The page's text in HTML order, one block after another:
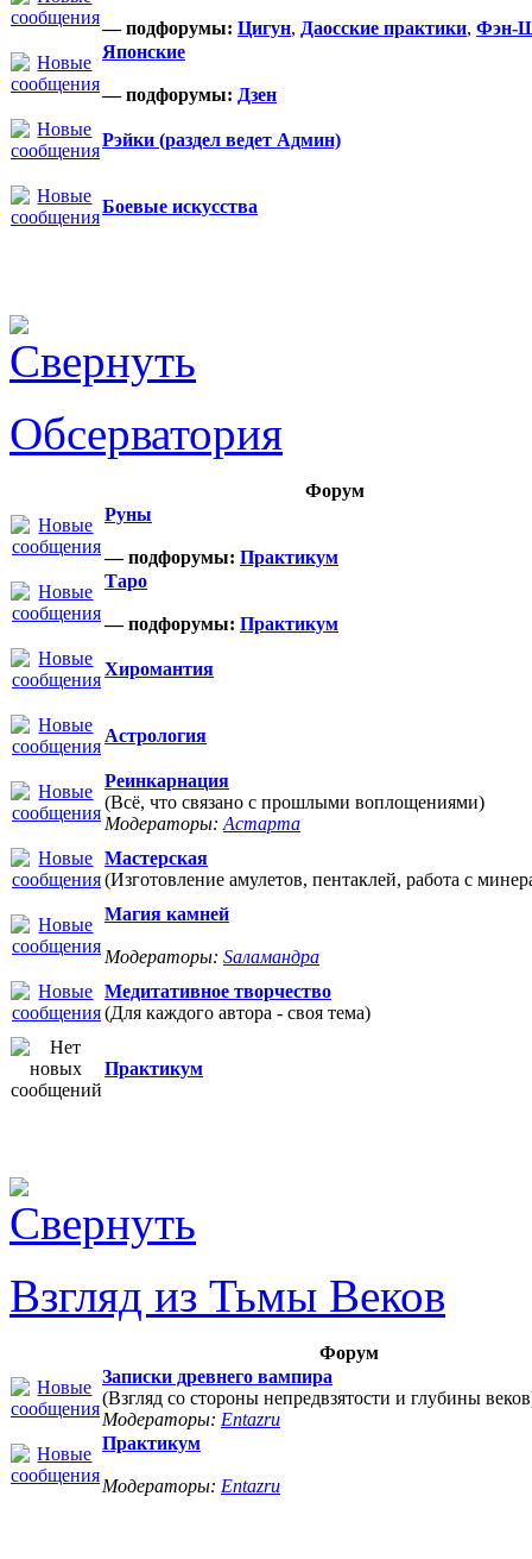
— подфорумы: Цигун, Даосские практики, Фэн-
Японские
— подфорумы: Дзен
Рэйки (раздел ведет Админ)
Боевые искусства
Обсерватория
Форум
Руны
— подфорумы: Практикум
Таро
— подфорумы: Практикум
Хиромантия
Астрология
Реинкарнация
(Всё, что связано с прошлыми воплощениями)
Модераторы: Астарта
Мастерская
(Изготовление амулетов, пентаклей, работа с
Магия камней
Модераторы: Sаламандра
Медитативное творчество
(Для каждого автора - своя тема)
Практикум
Взгляд из Тьмы Веков
Форум
Записки древнего вампира
(Взгляд со стороны непредвзятости и глубины
Модераторы: Entazru
Практикум
Модераторы: Entazru